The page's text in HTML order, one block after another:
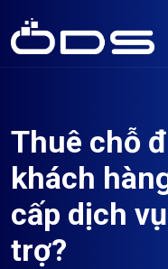
Thuê chỗ
khách
cấp dịch
trợ?